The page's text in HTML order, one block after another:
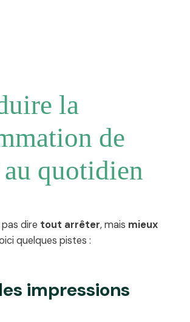
la
de
quotidien
dire tout arrêter, mais mieux
quelques pistes :
impressions